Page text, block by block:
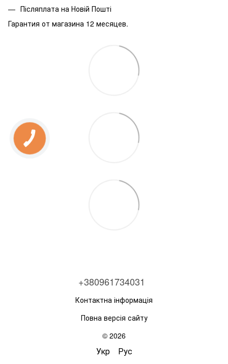
Післяплата на Новій Пошті
Гарантия от магазина 12 месяцев.
+380961734031
Контактна інформація
Повна версія сайту
© 2026
Укр Рус